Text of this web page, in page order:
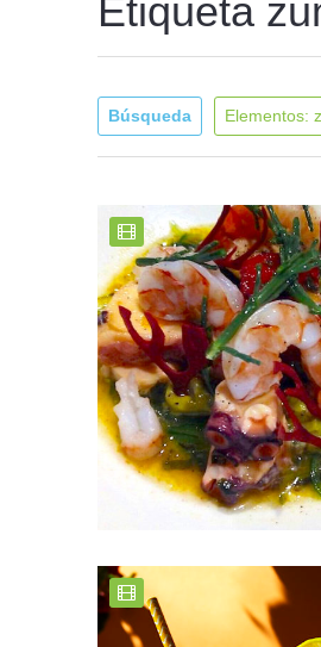
Etiqueta
Búsqueda Elementos: